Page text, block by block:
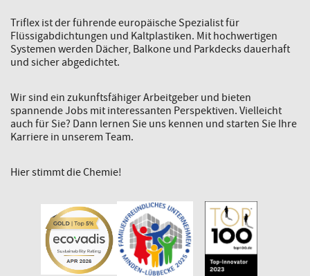
Triflex ist der führende europäische Spezialist für
Flüssigabdichtungen und Kaltplastiken. Mit hochwertigen
Systemen werden Dächer, Balkone und Parkdecks dauerhaft
und sicher abgedichtet.
Wir sind ein zukunftsfähiger Arbeitgeber und bieten
spannende Jobs mit interessanten Perspektiven. Vielleicht
auch für Sie? Dann lernen Sie uns kennen und starten Sie Ihre
Karriere in unserem Team.
Hier stimmt die Chemie!